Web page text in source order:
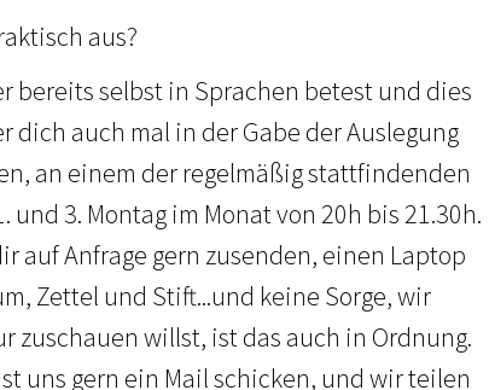
aus?
bereits selbst in Sprachen betest und dies
auch mal in der Gabe der Auslegung
an einem der regelmäßig stattfindenden
3. Montag im Monat von 20h bis 21.30h.
auf Anfrage gern zusenden, einen Laptop
Zettel und Stift...und keine Sorge, wir
willst, ist das auch in Ordnung.
uns gern ein Mail schicken, und wir teilen